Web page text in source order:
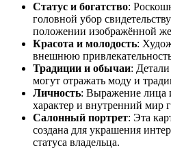
Статус и богатство:
головной убор
положении изображённой
Красота и молодость:
внешнюю
Традиции и обычаи:
могут отражать моду и
Личность: Выражение лица
характер и внутренний мир
Салонный портрет: Эта
создана для украшения
статуса владельца.